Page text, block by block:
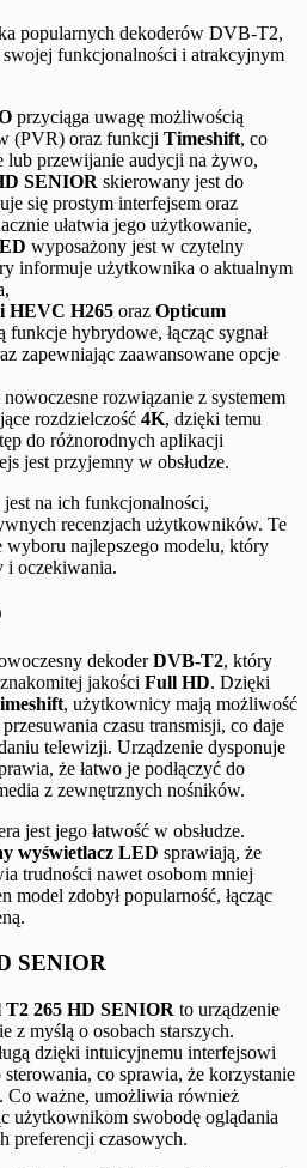
popularnych dekoderów DVB-T2,
funkcjonalności i atrakcyjnym
przyciąga uwagę możliwością
(PVR) oraz funkcji Timeshift, co
lub przewijanie audycji na żywo,
SENIOR skierowany jest do
się prostym interfejsem oraz
ułatwia jego użytkowanie,
wyposażony jest w czytelny
informuje użytkownika o aktualnym
HEVC H265 oraz Opticum
funkcje hybrydowe, łącząc sygnał
zapewniając zaawansowane opcje
nowoczesne rozwiązanie z systemem
rozdzielczość 4K, dzięki temu
do różnorodnych aplikacji
jest przyjemny w obsłudze.
jest na ich funkcjonalności,
recenzjach użytkowników. Te
wyboru najlepszego modelu, który
i oczekiwania.
dekoderDVB-T2, który
jakości Full HD. Dzięki
, użytkownicy mają możliwość
czasu transmisji, co daje
telewizji. Urządzenie dysponuje
że łatwo je podłączyć do
z zewnętrznych nośników.
jest jego łatwość w obsłudze.
wyświetlacz LED sprawiają, że
trudności nawet osobom mniej
model zdobył popularność, łącząc
SENIOR
265 HD SENIOR to urządzenie
z myślą o osobach starszych.
dzięki intuicyjnemu interfejsowi
co sprawia, że korzystanie
Co ważne, umożliwia również
użytkownikom swobodę oglądania
preferencji czasowych.